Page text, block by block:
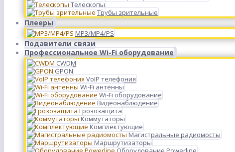
Телескопы
Трубы зрительные
Плееры
MP3/MP4/PS
Подавители связи
Профессиональное Wi-Fi оборудование
CWDM
GPON
VoIP телефония
Wi-Fi антенны
Wi-Fi оборудование
Видеонаблюдение
Грозозащита
Коммутаторы
Комплектующие
Магистральные радиомосты
Маршрутизаторы